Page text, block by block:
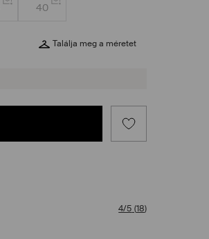
40
Találja meg a méretet
4/5 (18)